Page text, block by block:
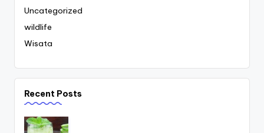
Uncategorized
wildlife
Wisata
Recent Posts